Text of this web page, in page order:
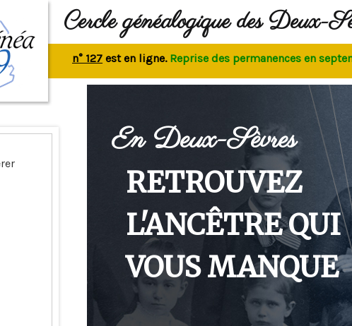
Cercle généalogique des Deux-
La revue n° 127est en ligne.Reprise des permanences en
En Deux-Sèvres
RETROUVEZ
L'ANCÊTRE QUI
VOUS MANQUE